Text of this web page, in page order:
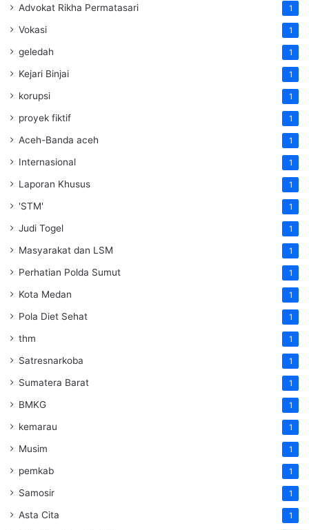
Advokat Rikha Permatasari 1
Vokasi 1
geledah 1
Kejari Binjai 1
korupsi 1
proyek fiktif 1
Aceh-Banda aceh 1
Internasional 1
Laporan Khusus 1
'STM' 1
Judi Togel 1
Masyarakat dan LSM 1
Perhatian Polda Sumut 1
Kota Medan 1
Pola Diet Sehat 1
thm 1
Satresnarkoba 1
Sumatera Barat 1
BMKG 1
kemarau 1
Musim 1
pemkab 1
Samosir 1
Asta Cita 1